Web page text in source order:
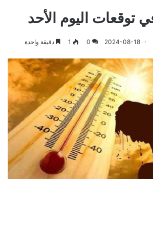
اليوم الأحد
2024-08-18
0
1 دقيقة واحدة